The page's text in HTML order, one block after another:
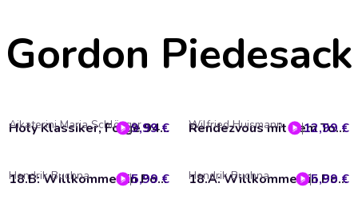
Gordon Piedesack
Holy Klassiker, Folge 94: Rotkäppchen (ungekürzt)
Aikaterini Maria Schlösser9,99 € Rendezvous mit dem Tod - Warum John F. Kennedy sterben musste
Wilfried Huismann 12,99 €
18.B: Willkommen in Porterville - Teil 2
Hendrik Buchna 5,99 € 18.A: Willkommen in Porterville - Teil 1
Hendrik Buchna 5,99 €